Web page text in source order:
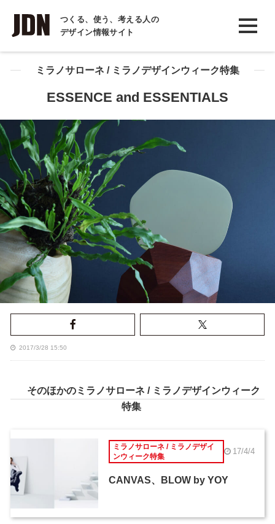
つくる、使う、考える人の
デザイン情報サイト
INTERVIEW
インタビュー
REPORT
COLUMN
コラム
ミラノサローネ / ミラノデザインウィーク特集
ESSENCE and ESSENTIALS
2017/3/28 15:50
そのほかのミラノサローネ / ミラノデザインウィーク
特集
ミラノサローネ / ミラノデザイ
ンウィーク特集
17/4/4
CANVAS、BLOW by YOY